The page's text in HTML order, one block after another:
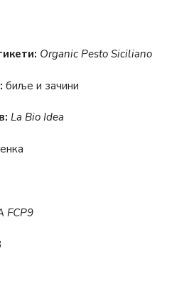
Organic Pesto Siciliano
биље и зачини
La Bio Idea
FCP9